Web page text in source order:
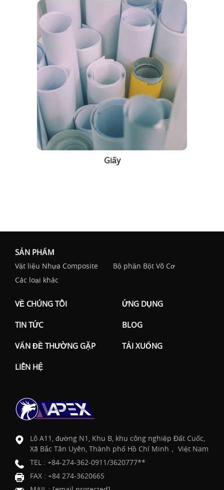
Giấy
SẢN PHẨM
Vật liệu Nhựa Composite
Bộ phận Bột Vô Cơ
Các loại khác
VỀ CHÚNG TÔI ỨNG DỤNG
TIN TỨC BLOG
VẤN ĐỀ THƯỜNG GẶP TẢI XUỐNG
LIÊN HỆ
Lô A11, đường N1, Khu B, khu công nghiệp Đất Cuốc,
Xã Bắc Tân Uyên, Thành phố Hồ Chí Minh， Việt Nam
TEL : +84-274-362-0911/3620777**
FAX : +84 274-3620665